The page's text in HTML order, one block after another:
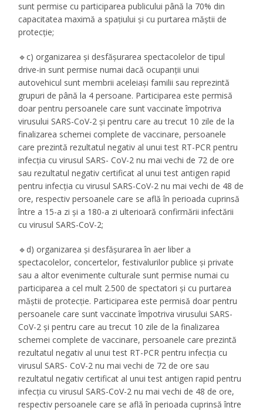
sunt permise cu participarea publicului până la 70% din
capacitatea maximă a spațiului și cu purtarea măștii de
protecție;
🔹c) organizarea și desfășurarea spectacolelor de tipul
drive-in sunt permise numai dacă ocupanții unui
autovehicul sunt membrii aceleiași familii sau reprezintă
grupuri de până la 4 persoane. Participarea este permisă
doar pentru persoanele care sunt vaccinate împotriva
virusului SARS-CoV-2 și pentru care au trecut 10 zile de la
finalizarea schemei complete de vaccinare, persoanele
care prezintă rezultatul negativ al unui test RT-PCR pentru
infecția cu virusul SARS- CoV-2 nu mai vechi de 72 de ore
sau rezultatul negativ certificat al unui test antigen rapid
pentru infecția cu virusul SARS-CoV-2 nu mai vechi de 48 de
ore, respectiv persoanele care se află în perioada cuprinsă
între a 15-a zi și a 180-a zi ulterioară confirmării infectării
cu virusul SARS-CoV-2;
🔹d) organizarea și desfășurarea în aer liber a
spectacolelor, concertelor, festivalurilor publice și private
sau a altor evenimente culturale sunt permise numai cu
participarea a cel mult 2.500 de spectatori și cu purtarea
măștii de protecție. Participarea este permisă doar pentru
persoanele care sunt vaccinate împotriva virusului SARS-
CoV-2 și pentru care au trecut 10 zile de la finalizarea
schemei complete de vaccinare, persoanele care prezintă
rezultatul negativ al unui test RT-PCR pentru infecția cu
virusul SARS- CoV-2 nu mai vechi de 72 de ore sau
rezultatul negativ certificat al unui test antigen rapid pentru
infecția cu virusul SARS-CoV-2 nu mai vechi de 48 de ore,
respectiv persoanele care se află în perioada cuprinsă între